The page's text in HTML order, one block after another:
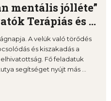
mentális jólléte”
Terápiás és ...
A velük való törődés
és kiszakadás a
Fő feladatuk
segítséget nyújt más ...